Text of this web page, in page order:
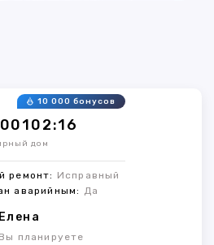
10 000 бонусов
дом
ремонт: Исправный
аварийным: Да
Елена
Вы планируете